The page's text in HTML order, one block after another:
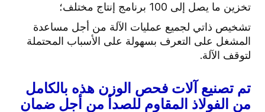
تخزين ما يصل إلى 100 برنامج إنتاج مختلف؛
تشخيص ذاتي لجميع عمليات الآلة من أجل مساعدة
المشغل على التعرف بسهولة على الأسباب المحتملة
لتوقف الآلة.
تم تصنيع آلات فحص الوزن هذه بالكامل
من الفولاذ المقاوم للصدأ من أجل ضمان